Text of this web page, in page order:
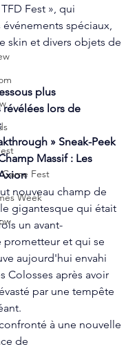
Fest
Week
Fest », qui
spéciaux,
skin et divers objets de
plus
lors de
:
» Sneak-Peek
Massif : Les
nouveau champ de
gigantesque qui était
un avant-
prometteur et qui se
aujourd'hui envahi
Colosses après avoir
par une tempête
à une nouvelle
de